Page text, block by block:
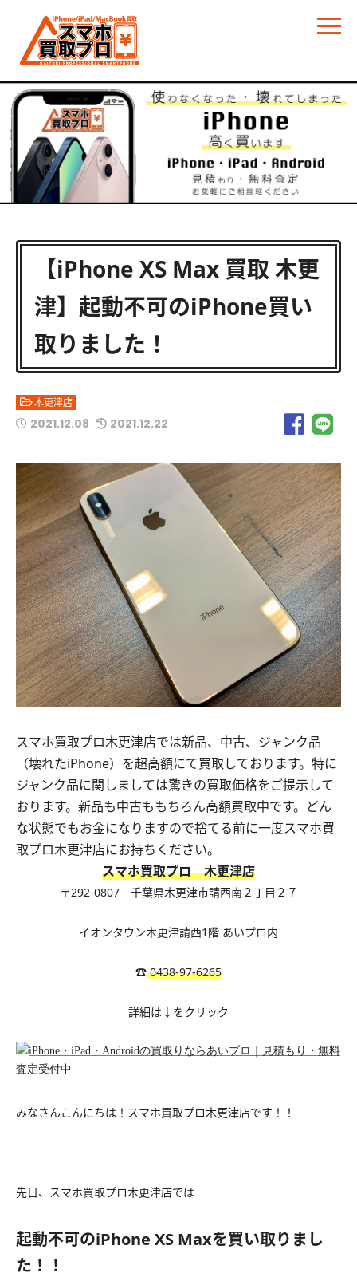
【iPhone XS Max 買取 木更
津】起動不可のiPhone買い
取りました！
木更津店
2021.12.08 2021.12.22
スマホ買取プロ木更津店では新品、中古、ジャンク品
（壊れたiPhone）を超高額にて買取しております。特に
ジャンク品に関しましては驚きの買取価格をご提示して
おります。新品も中古ももちろん高額買取中です。どん
な状態でもお金になりますので捨てる前に一度スマホ買
取プロ木更津店にお持ちください。
スマホ買取プロ 木更津店
〒292-0807 千葉県木更津市請西南２丁目２７
イオンタウン木更津請西1階 あいプロ内
☎︎ 0438-97-6265
詳細は↓をクリック
みなさんこんにちは！スマホ買取プロ木更津店です！！
先日、スマホ買取プロ木更津店では
起動不可のiPhone XS Maxを買い取りまし
た！！